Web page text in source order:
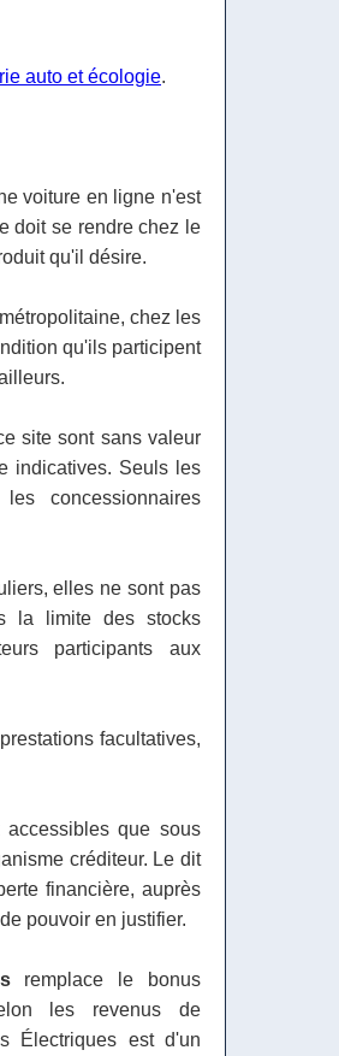
auto et écologie.
voiture en ligne n'est
doit se rendre chez le
qu'il désire.
chez les
qu'ils participent
site sont sans valeur
indicatives. Seuls les
concessionnaires
elles ne sont pas
la limite des stocks
participants aux
facultatives,
que sous
créditeur. Le dit
financière, auprès
pouvoir en justifier.
remplace le bonus
les revenus de
Électriques est d'un